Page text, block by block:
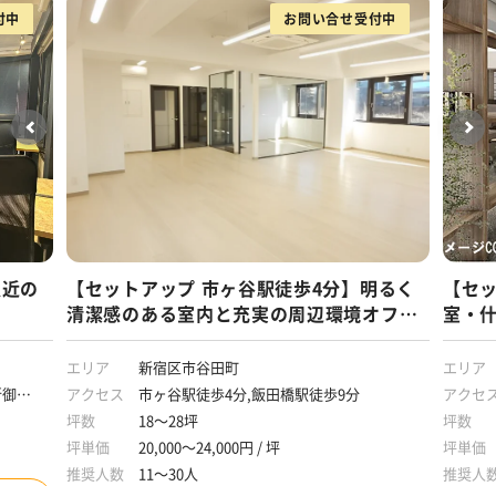
中
の
茶
お問い合せ受付中
【セットアップ 市ヶ谷駅徒歩4分】明るく
清潔感のある室内と充実の周辺環境オフィ
ス
エリア
新宿区市谷田町
アクセス
市ヶ谷駅徒歩4分,飯田橋駅徒歩9分
坪数
18～28坪
坪単価
20,000～24,000円 / 坪
推奨人数
11～30人
【セ
室・
なビ
エリア
アクセ
坪数
坪単価
推奨人